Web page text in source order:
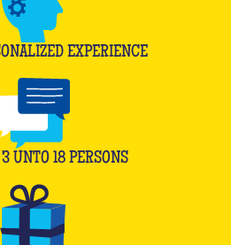
EXPERIENCE
3 UNTO 18 PERSONS